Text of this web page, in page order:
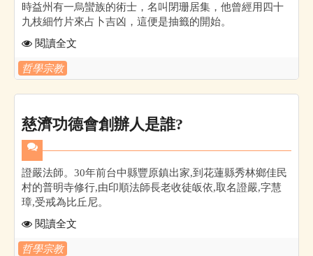
時益州有一烏蠻族的術士，名叫閉珊居集，他曾經用四十
九枝細竹片來占卜吉凶，這便是抽籤的開始。
閱讀全文
哲學宗教
慈濟功德會創辦人是誰?
證嚴法師。30年前台中縣豐原鎮出家,到花蓮縣秀林鄉佳民
村的普明寺修行,由印順法師長老收徒皈依,取名證嚴,字慧
璋,受戒為比丘尼。
閱讀全文
哲學宗教